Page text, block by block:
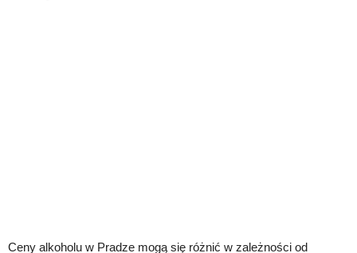
Ceny alkoholu w Pradze mogą się różnić w zależności od